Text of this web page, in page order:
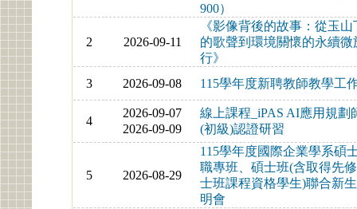
900）
2 2026-09-11
《影像背後的故事：從玉山
的歌聲到環境關懷的永續微
行》
3
2026-09-08 115學年度新聘教師教學工
4
2026-09-07
2026-09-09
線上課程_iPAS AI應用規劃
(初級)認證研習
5 2026-08-29
115學年度國際企業學系碩
職專班、碩士班(含取得先
士班課程資格學生)聯合新
明會